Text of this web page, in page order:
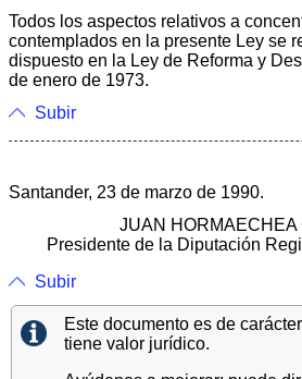
Todos los aspectos relativos a
contemplados en la presente Ley se
dispuesto en la Ley de Reforma y
de enero de 1973.
Subir
Santander, 23 de marzo de 1990.
JUAN HORMAECHEA
Presidente de la Diputación
Subir
Este documento es de
tiene valor jurídico.